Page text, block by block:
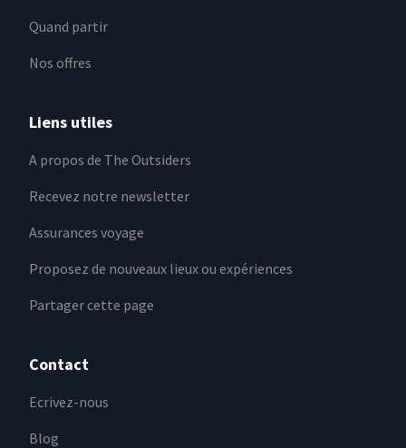
Quand partir
Nos offres
Liens utiles
A propos de The Outsiders
Recevez notre newsletter
Assurances voyage
Proposez de nouveaux lieux ou expériences
Partager cette page
Contact
Ecrivez-nous
Blog